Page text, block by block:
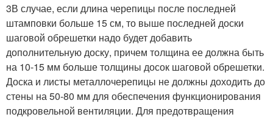
3В случае, если длина черепицы после последней
штамповки больше 15 см, то выше последней доски
шаго­вой обрешетки надо будет добавить
дополнительную доску, причем толщина ее должна быть
на 10-15 мм больше толщины досок шаговой обрешетки.
Доска и листы металлочерепицы не должны доходить до
сте­ны на 50-80 мм для обеспечения функционирования
подкровельной вентиляции. Для предотвращения